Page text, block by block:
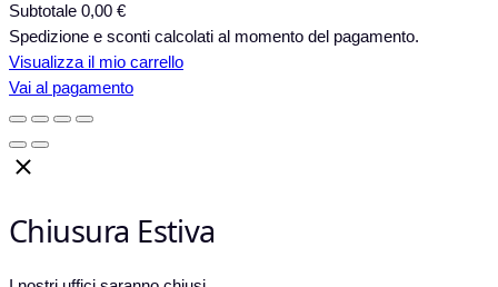
Prodotti
nel
carrello
Subtotale 0,00 €
Spedizione e sconti calcolati al momento del pagamento.
Visualizza il mio carrello
Vai al pagamento
Chiusura Estiva